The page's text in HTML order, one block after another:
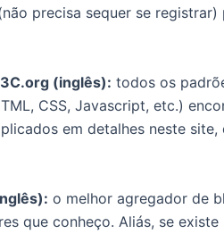
precisa sequer se registrar)
(inglês): todos os
CSS, Javascript, etc.)
em detalhes neste site,
o melhor agregador de
que conheço. Aliás, se